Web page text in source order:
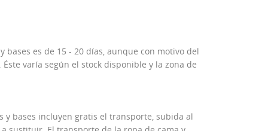
es de 15 - 20 días, aunque con motivo del
varía según el stock disponible y la zona de
y bases incluyen gratis el transporte, subida al